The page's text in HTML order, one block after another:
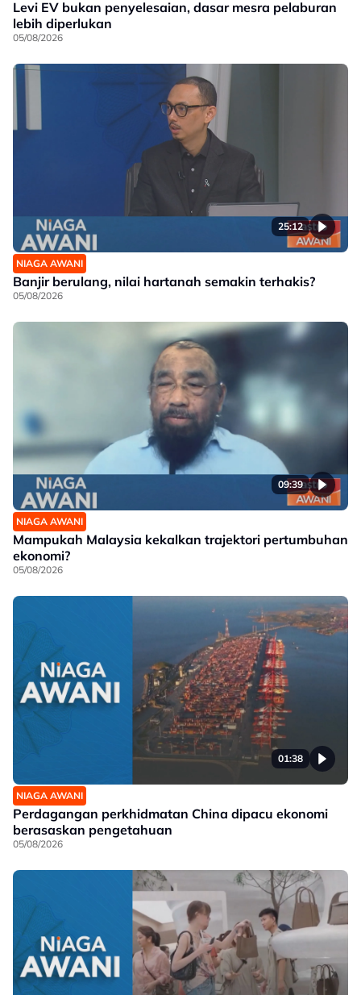
Levi EV bukan penyelesaian, dasar mesra pelaburan
lebih diperlukan
05/08/2026
25:12
NIAGA AWANI
Banjir berulang, nilai hartanah semakin terhakis?
05/08/2026
09:39
NIAGA AWANI
Mampukah Malaysia kekalkan trajektori pertumbuhan
ekonomi?
05/08/2026
01:38
NIAGA AWANI
Perdagangan perkhidmatan China dipacu ekonomi
berasaskan pengetahuan
05/08/2026